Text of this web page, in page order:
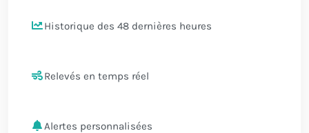
Historique des 48 dernières heures
Relevés en temps réel
Alertes personnalisées